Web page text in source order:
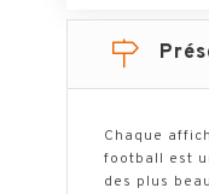
Chaque
football est
des plus